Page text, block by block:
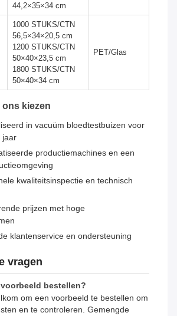
44,2×35×34 cm
1000 STUKS/CTN
56,5×34×20,5 cm
1200 STUKS/CTN
50×40×23,5 cm
1800 STUKS/CTN
50×40×34 cm
PET/Glas
ons kiezen
in vacuüm bloedtestbuizen voor
jaar
productiemachines en een
kwaliteitsinspectie en technisch
prijzen met hoge
klantenservice en ondersteuning
vragen
bestellen?
om een ​​voorbeeld te bestellen om
en te controleren. Gemengde